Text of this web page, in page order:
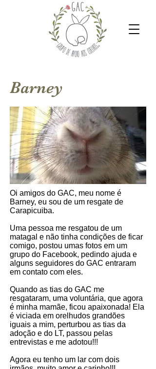
Barney
Oi amigos do GAC, meu nome é
Barney, eu sou de um resgate de
Carapicuiba.
Uma pessoa me resgatou de um
matagal e não tinha condições de ficar
comigo, postou umas fotos em um
grupo do Facebook, pedindo ajuda e
alguns seguidores do GAC entraram
em contato com eles.
Quando as tias do GAC me
resgataram, uma voluntária, que agora
é minha mamãe, ficou apaixonada! Ela
é viciada em orelhudos grandões
iguais a mim, perturbou as tias da
adoção e do LT, passou pelas
entrevistas e me adotou!!!
Agora eu tenho um lar com dois